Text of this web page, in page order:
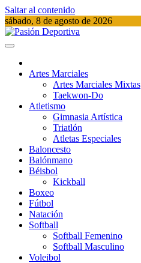
Saltar al contenido
sábado, 8 de agosto de 2026
Artes Marciales
Artes Marciales Mixtas
Taekwon-Do
Atletismo
Gimnasia Artística
Triatlón​
Atletas Especiales
Baloncesto
Balónmano
Béisbol
Kickball​
Boxeo
Fútbol
Natación​
Softball​
Softball​ Femenino
Softball​ Masculino
Voleibol​